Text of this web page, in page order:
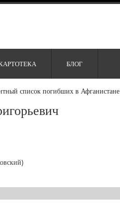
БЛОГ
список погибших в Афганистане